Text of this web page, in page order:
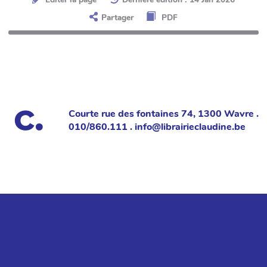
Partager
PDF
Courte rue des fontaines 74, 1300 Wavre .
010/860.111 . info@librairieclaudine.be